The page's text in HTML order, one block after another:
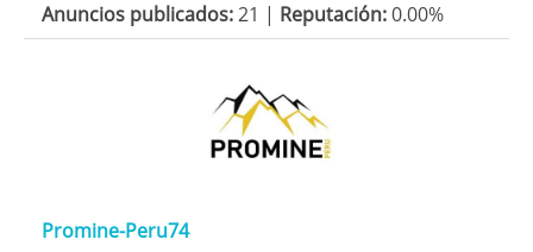
Anuncios publicados:21 | Reputación:0.00%
Promine-Peru74